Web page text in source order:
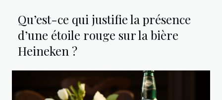
Qu’est-ce qui justifie la présence
d’une étoile rouge sur la bière
Heineken ?